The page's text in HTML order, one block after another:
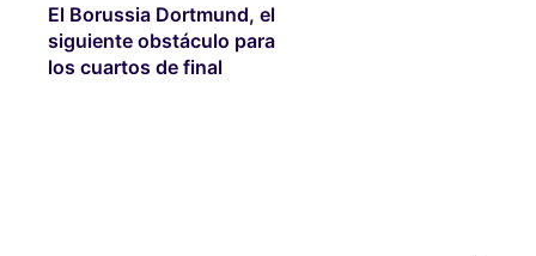
El Borussia Dortmund, el
siguiente obstáculo para
los cuartos de final